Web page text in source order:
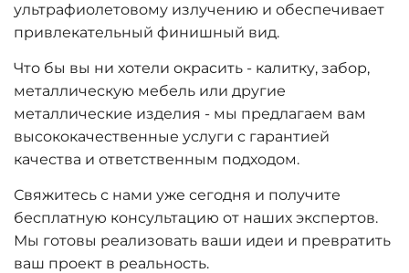
ультрафиолетовому излучению и обеспечивает
привлекательный финишный вид.
Что бы вы ни хотели окрасить - калитку, забор,
металлическую мебель или другие
металлические изделия - мы предлагаем вам
высококачественные услуги с гарантией
качества и ответственным подходом.
Свяжитесь с нами уже сегодня и получите
бесплатную консультацию от наших экспертов.
Мы готовы реализовать ваши идеи и превратить
ваш проект в реальность.